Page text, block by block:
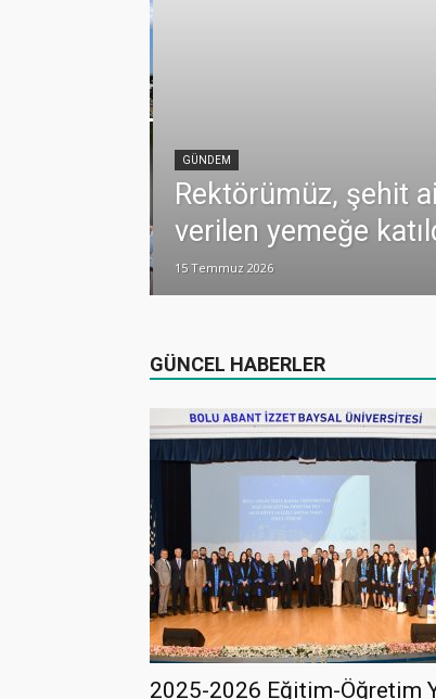
GÜNDEM
Rektörümüz, şehit
verilen yemeğe
15 Temmuz 2026
GÜNCEL HABERLER
2025-2026 Eğitim-Öğretim